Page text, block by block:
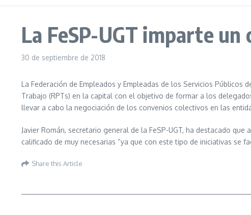
La FeSP-UGT imparte un
30 de septiembre de 2018
La Federación de Empleados y Empleadas de los Servicios Públicos
Trabajo (RPTs) en la capital con el objetivo de formar a los
llevar a cabo la negociación de los convenios colectivos en las
Javier Román, secretario general de la FeSP-UGT, ha destacado
calificado de muy necesarias “ya que con este tipo de iniciativas se
Share this Article